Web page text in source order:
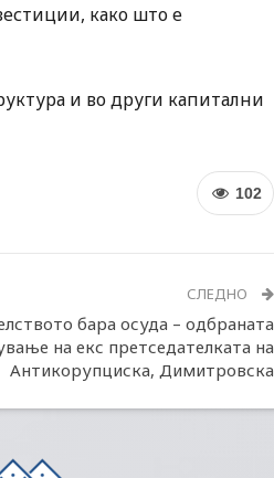
како што е
и во други капитални
102
СЛЕДНО
бара осуда – одбраната
на екс претседателката на
Антикорупциска, Димитровска